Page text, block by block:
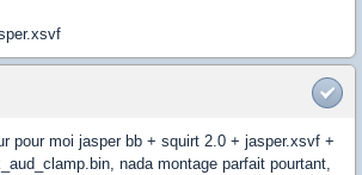
pour moi jasper bb + squirt 2.0 + jasper.xsvf +
nada montage parfait pourtant,